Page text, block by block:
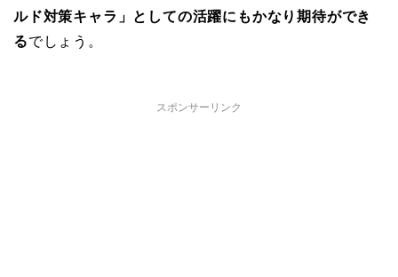
ルド対策キャラ」としての活躍にもかなり期待ができ
るでしょう。
スポンサーリンク